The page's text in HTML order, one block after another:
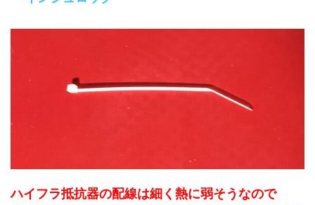
ハイフラ抵抗器の配線は細く熱に弱そうなので